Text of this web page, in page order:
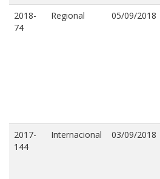
2018-
74
Regional 05/09/2018
2017-
144
Internacional 03/09/2018